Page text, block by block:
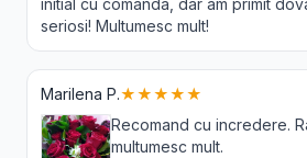
initial cu comanda, dar am primit
seriosi! Multumesc mult!
Marilena P.★★★★★
Recomand cu incredere.
multumesc mult.